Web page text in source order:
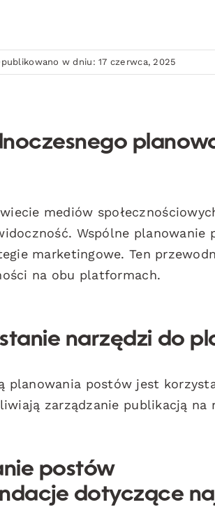
w dniu: 17 czerwca, 2025
mediów
Wspólne planowanie
marketingowe. Ten
na obu platformach.
narzędzi do
planowania postów jest
zarządzanie publikacją na
postów
dotyczące